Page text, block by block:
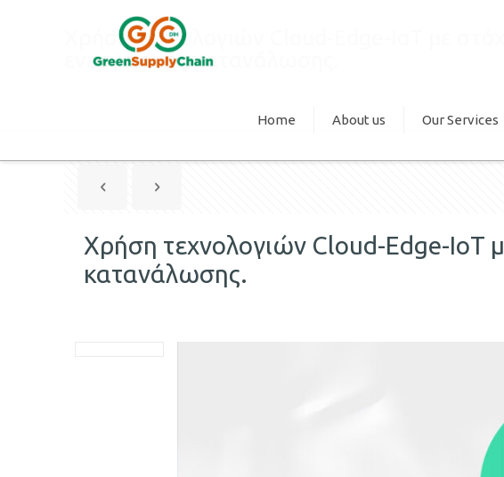
Home About us Our Services
Χρήση τεχνολογιών Cloud-Edge-IoT με
ενεργειακής κατανάλωσης.
Χρήση τεχνολογιών Cloud-Edge-IoT
κατανάλωσης.